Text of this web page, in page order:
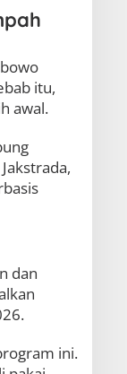
itu,
awal.
dan
ini.